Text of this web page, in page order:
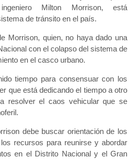
Milton Morrison, está
de tránsito en el país.
Morrison, quien, no haya dado una
con el colapso del sistema de
en el casco urbano.
tiempo para consensuar con los
que está dedicando el tiempo a otro
resolver el caos vehicular que se
debe buscar orientación de los
recursos para reunirse y abordar
en el Distrito Nacional y el Gran